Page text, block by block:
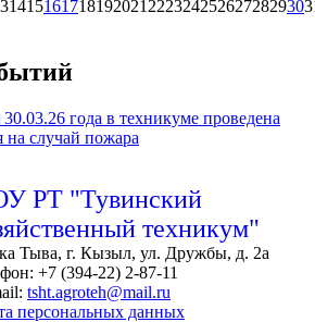
1415161718192021 222324252627282930
года в техникуме проведена
на случай пожара
РТ "Тувинский
техникум"
Тыва, г. Кызыл, ул. Дружбы, д. 2а
+7 (394-22) 2-87-11
tsht.agroteh@mail.ru
персональных данных